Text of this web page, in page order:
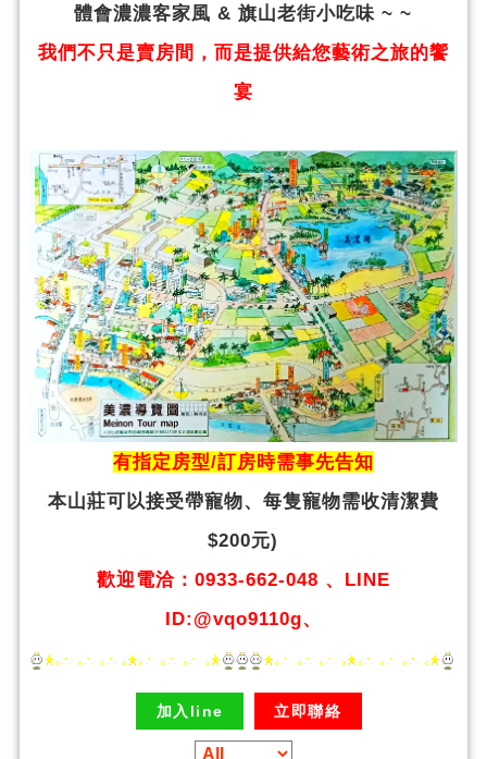
體會濃濃客家風 & 旗山老街小吃味 ~ ~
我們不只是賣房間，而是提供給您藝術之旅的饗
宴
有指定房型/訂房時需事先告知
本山莊可以接受帶寵物、 每隻寵物需收清潔費
$200元)
歡迎電洽：0933-662-048 、LINE
ID:@vqo9110g、
加入line 立即聯絡